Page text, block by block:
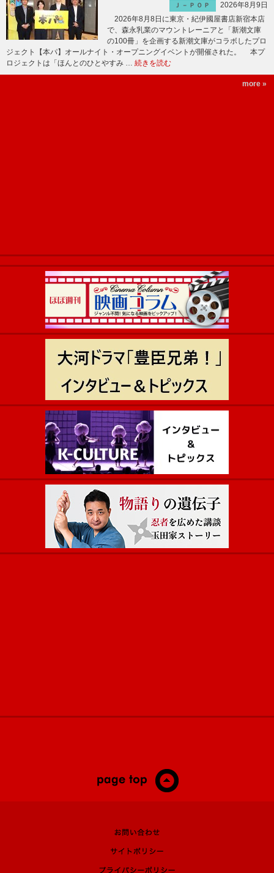
Ｊ－ＰＯＰ
2026年8月9日
2026年8月8日に東京・紀伊國屋書店新宿本店
で、森永乳業のマウントレーニアと「新潮文庫
の100冊」を企画する新潮文庫がコラボしたプロ
ジェクト【本パ】オールナイト・オープニングイベントが開催された。 本プ
ロジェクトは「ほんとのひとやすみ … 続きを読む
more »